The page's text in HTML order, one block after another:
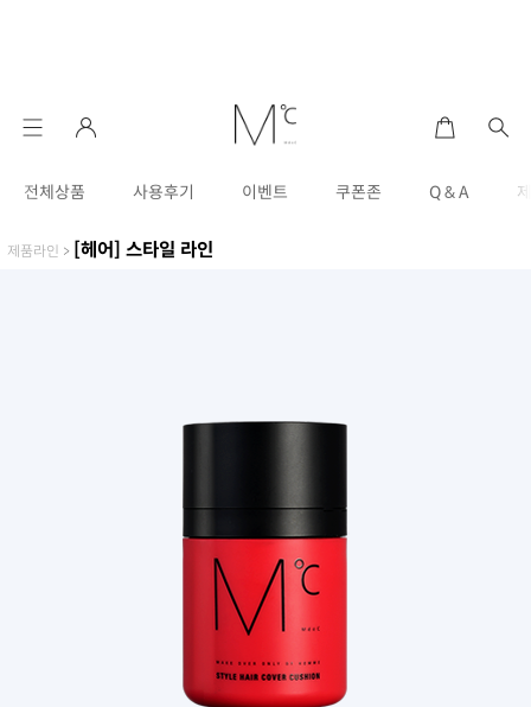
전체상품 사용후기 이벤트 쿠폰존 Q & A
제품라인 > [헤어] 스타일 라인